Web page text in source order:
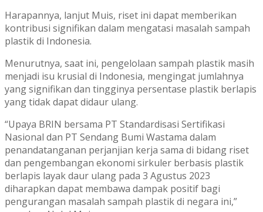
Harapannya, lanjut Muis, riset ini dapat memberikan
kontribusi signifikan dalam mengatasi masalah sampah
plastik di Indonesia.
Menurutnya, saat ini, pengelolaan sampah plastik masih
menjadi isu krusial di Indonesia, mengingat jumlahnya
yang signifikan dan tingginya persentase plastik berlapis
yang tidak dapat didaur ulang.
“Upaya BRIN bersama PT Standardisasi Sertifikasi
Nasional dan PT Sendang Bumi Wastama dalam
penandatanganan perjanjian kerja sama di bidang riset
dan pengembangan ekonomi sirkuler berbasis plastik
berlapis layak daur ulang pada 3 Agustus 2023
diharapkan dapat membawa dampak positif bagi
pengurangan masalah sampah plastik di negara ini,”